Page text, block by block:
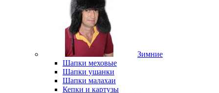
Зимние
Шапки меховые
Шапки ушанки
Шапки малахаи
Кепки и картузы